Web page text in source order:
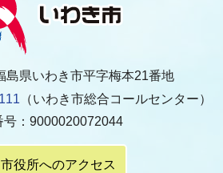
県いわき市平字梅本21番地
（いわき市総合コールセンター）
号：9000020072044
市役所へのアクセス